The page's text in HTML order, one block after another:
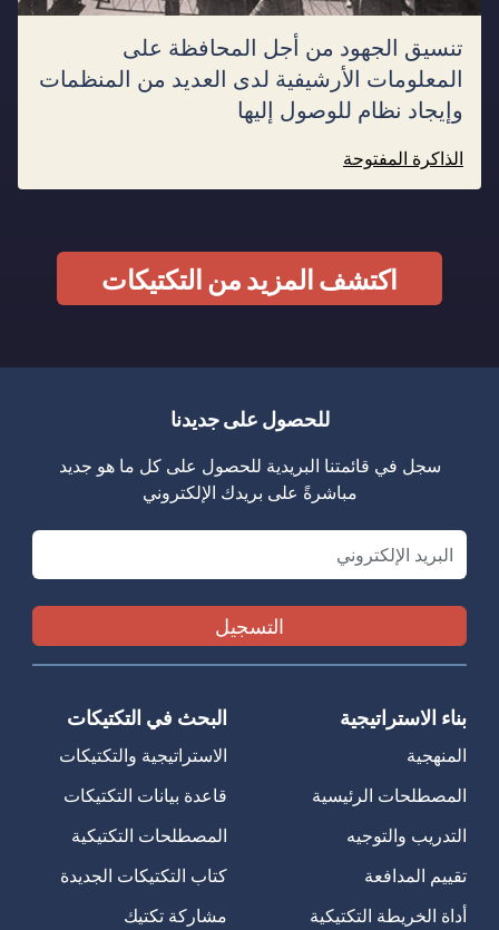
تنسيق الجهود من أجل المحافظة على
المعلومات الأرشيفية لدى العديد من المنظمات
وإيجاد نظام للوصول إليها
الذاكرة المفتوحة
اكتشف المزيد من التكتيكات
للحصول على جديدنا
سجل في قائمتنا البريدية للحصول على كل ما هو جديد
مباشرةً على بريدك الإلكتروني
Email
بناء الاستراتيجية
المنهجية
المصطلحات الرئيسية
التدريب والتوجيه
تقييم المدافعة
أداة الخريطة التكتيكية
البحث في التكتيكات
الاستراتيجية والتكتيكات
قاعدة بيانات التكتيكات
المصطلحات التكتيكية
كتاب التكتيكات الجديدة
مشاركة تكتيك